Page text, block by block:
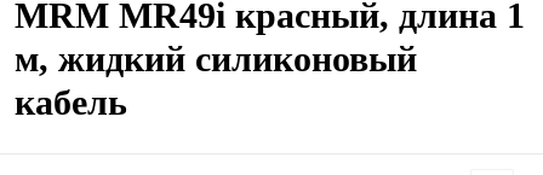
MRM MR49i красный, длина 1
м, жидкий силиконовый
кабель